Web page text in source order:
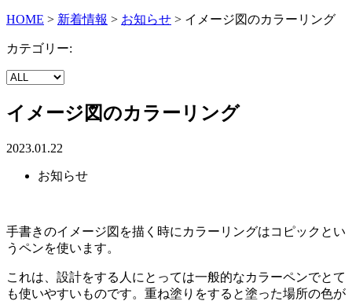
HOME > 新着情報 > お知らせ > イメージ図のカラーリング
カテゴリー:
イメージ図のカラーリング
2023.01.22
お知らせ
手書きのイメージ図を描く時にカラーリングはコピックとい
うペンを使います。
これは、設計をする人にとっては一般的なカラーペンでとて
も使いやすいものです。重ね塗りをすると塗った場所の色が